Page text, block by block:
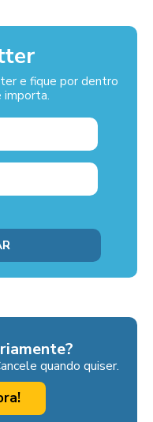
e fique por dentro
importa.
quando quiser.